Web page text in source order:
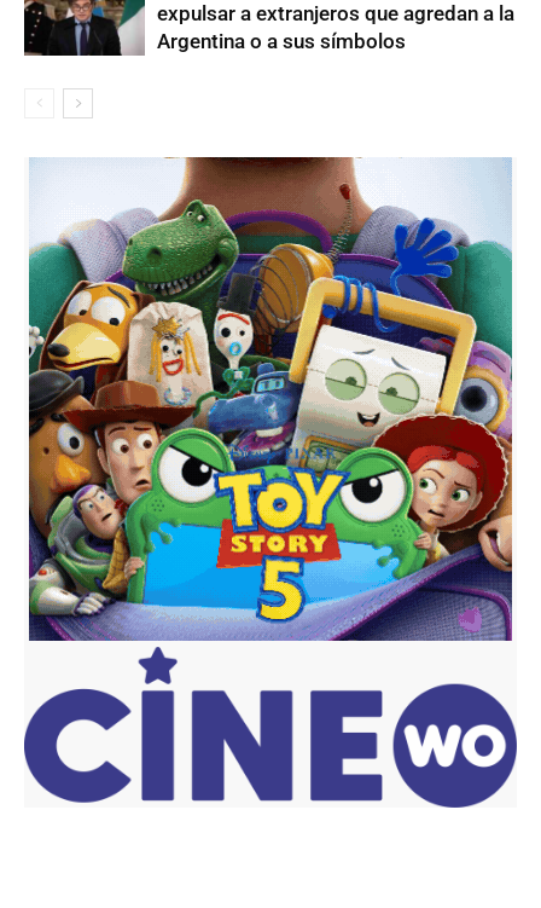
expulsar a extranjeros que agredan a la
Argentina o a sus símbolos